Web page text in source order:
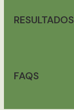
RESULTADOS
FAQS